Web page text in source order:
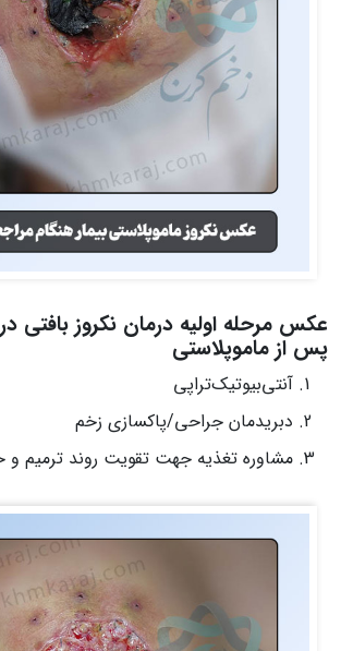
عکس مرحله اولیه درمان نکروز بافتی
پس از ماموپلاستی
آنتی‌بیوتیک‌تراپی
دبریدمان جراحی/پاکسازی زخم
مشاوره تغذیه جهت تقویت روند ترمیم